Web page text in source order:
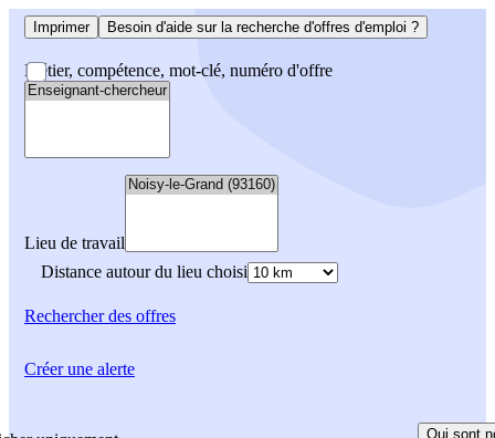
Imprimer Besoin d'aide sur la recherche d'offres d'emploi ?
Métier, compétence, mot-clé, numéro d'offre
Lieu de travail
Distance autour du lieu choisi
Rechercherdes offres
Qui sont
Créer une alerte